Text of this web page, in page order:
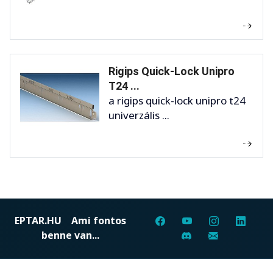
Rigips Quick-Lock Unipro
T24 ...
a rigips quick-lock unipro t24
univerzális ...
EPTAR.HU Ami fontos
benne van...